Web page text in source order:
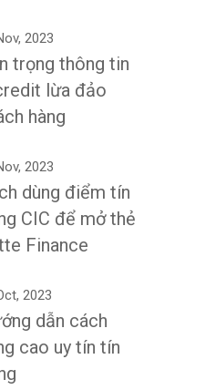
2023
trọng thông tin
lừa đảo
hàng
2023
dùng điểm tín
CIC để mở thẻ
Finance
2023
dẫn cách
cao uy tín tín